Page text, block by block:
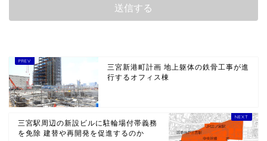
三宮新港町計画 地上躯体の鉄骨工事が進
行するオフィス棟
三宮駅周辺の新設ビルに駐輪場付帯義務
を免除 建替や再開発を促進するのか